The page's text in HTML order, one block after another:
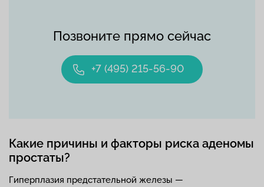
Позвоните прямо сейчас
+7 (495) 215-56-90
Какие причины и факторы риска аденомы
простаты?
Гиперплазия предстательной железы —